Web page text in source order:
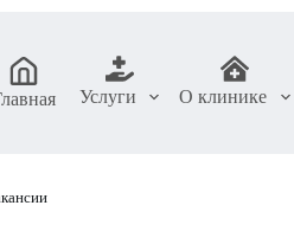
Услуги О клинике